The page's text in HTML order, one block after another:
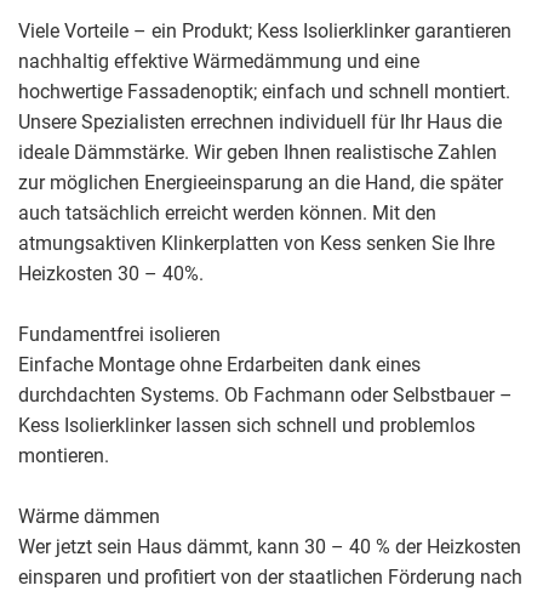
Viele Vorteile – ein Produkt; Kess Isolierklinker garantieren
nachhaltig effektive Wärmedämmung und eine
hochwertige Fassadenoptik; einfach und schnell montiert.
Unsere Spezialisten errechnen individuell für Ihr Haus die
ideale Dämmstärke. Wir geben Ihnen realistische Zahlen
zur möglichen Energieeinsparung an die Hand, die später
auch tatsächlich erreicht werden können. Mit den
atmungsaktiven Klinkerplatten von Kess senken Sie Ihre
Heizkosten 30 – 40%.
Fundamentfrei isolieren
Einfache Montage ohne Erdarbeiten dank eines
durchdachten Systems. Ob Fachmann oder Selbstbauer –
Kess Isolierklinker lassen sich schnell und problemlos
montieren.
Wärme dämmen
Wer jetzt sein Haus dämmt, kann 30 – 40 % der Heizkosten
einsparen und profitiert von der staatlichen Förderung nach